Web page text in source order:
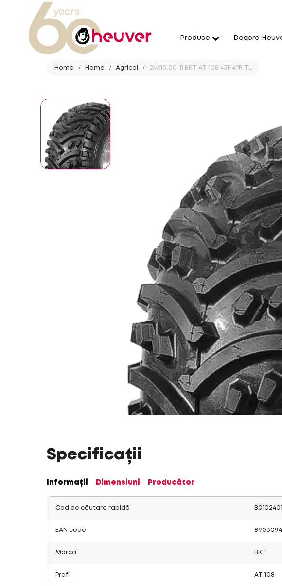
Produse Despre
Home Home Agricol 24X10.00-11 BKT AT-108 43F 4PR TL
Specificații
Informații Dimensiuni Producător
Cod de căutare rapidă
EAN code
Marcă BKT
Profil AT-108